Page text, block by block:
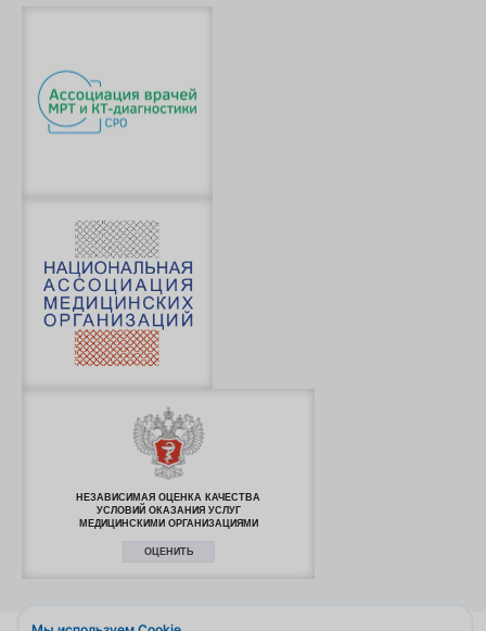
НЕЗАВИСИМАЯ ОЦЕНКА КАЧЕСТВА
УСЛОВИЙ ОКАЗАНИЯ УСЛУГ
МЕДИЦИНСКИМИ ОРГАНИЗАЦИЯМИ
ОЦЕНИТЬ